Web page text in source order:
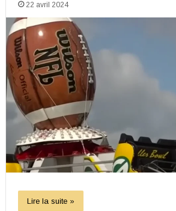
22 avril 2024
Lire la suite »